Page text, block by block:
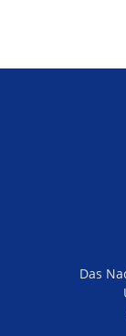
Das